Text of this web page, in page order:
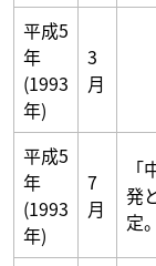
平成5
年
(1993
年)
3
月
平成5
年
(1993
年)
7
月
発
定。